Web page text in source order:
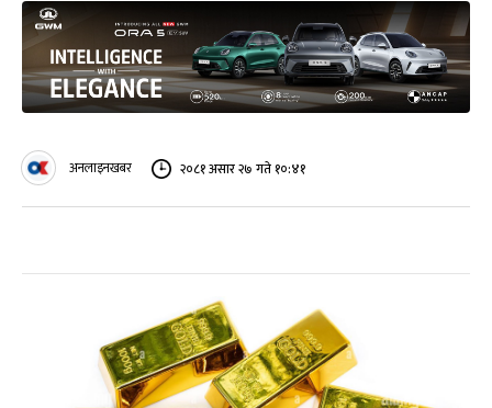
अनलाइनखबर २०८१ असार २७ गते १०:४१